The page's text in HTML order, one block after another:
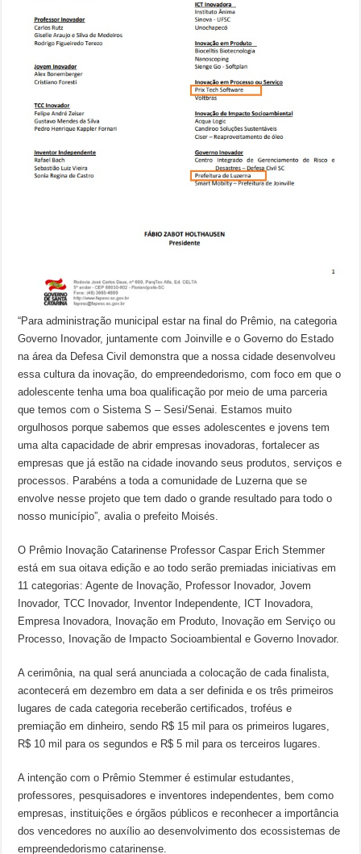
“Para administração municipal estar na final do Prêmio, na categoria
Governo Inovador, juntamente com Joinville e o Governo do Estado
na área da Defesa Civil demonstra que a nossa cidade desenvolveu
essa cultura da inovação, do empreendedorismo, com foco em que o
adolescente tenha uma boa qualificação por meio de uma parceria
que temos com o Sistema S – Sesi/Senai. Estamos muito
orgulhosos porque sabemos que esses adolescentes e jovens tem
uma alta capacidade de abrir empresas inovadoras, fortalecer as
empresas que já estão na cidade inovando seus produtos, serviços e
processos. Parabéns a toda a comunidade de Luzerna que se
envolve nesse projeto que tem dado o grande resultado para todo o
nosso município”, avalia o prefeito Moisés.
O Prêmio Inovação Catarinense Professor Caspar Erich Stemmer
está em sua oitava edição e ao todo serão premiadas iniciativas em
11 categorias: Agente de Inovação, Professor Inovador, Jovem
Inovador, TCC Inovador, Inventor Independente, ICT Inovadora,
Empresa Inovadora, Inovação em Produto, Inovação em Serviço ou
Processo, Inovação de Impacto Socioambiental e Governo Inovador.
A cerimônia, na qual será anunciada a colocação de cada finalista,
acontecerá em dezembro em data a ser definida e os três primeiros
lugares de cada categoria receberão certificados, troféus e
premiação em dinheiro, sendo R$ 15 mil para os primeiros lugares,
R$ 10 mil para os segundos e R$ 5 mil para os terceiros lugares.
A intenção com o Prêmio Stemmer é estimular estudantes,
professores, pesquisadores e inventores independentes, bem como
empresas, instituições e órgãos públicos e reconhecer a importância
dos vencedores no auxílio ao desenvolvimento dos ecossistemas de
empreendedorismo catarinense.